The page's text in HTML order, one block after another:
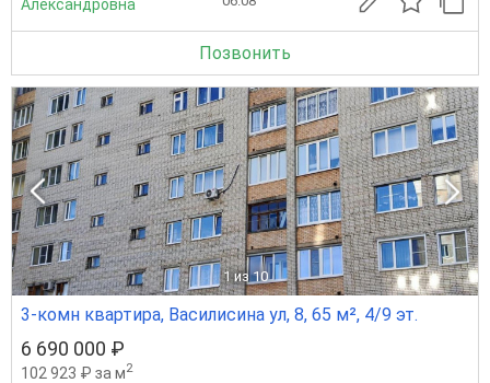
Александровна
Позвонить
1 из 10
3-комн квартира, Василисина ул, 8, 65 м², 4/9 эт.
6 690 000 ₽
102 923 ₽ за м2